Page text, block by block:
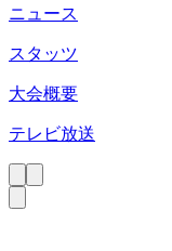
ニュース
スタッツ
大会概要
テレビ放送